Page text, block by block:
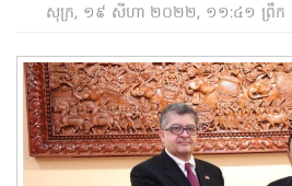
សុក្រ, ១៩ សីហា ២០២២, ១១:៤១ ព្រឹក